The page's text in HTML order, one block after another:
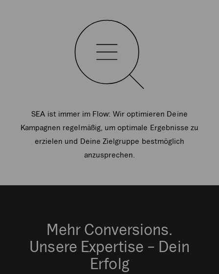
SEA ist immer im Flow: Wir optimieren Deine
Kampagnen regelmäßig, um optimale Ergebnisse zu
erzielen und Deine Zielgruppe bestmöglich
anzusprechen.
Mehr Conversions.
Unsere Expertise – Dein
Erfolg